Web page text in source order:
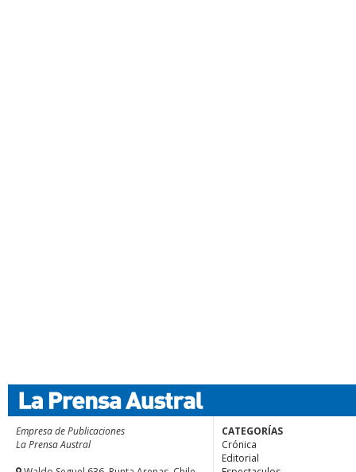
Empresa de Publicaciones
La Prensa Austral
CATEGORÍAS
Crónica
Editorial